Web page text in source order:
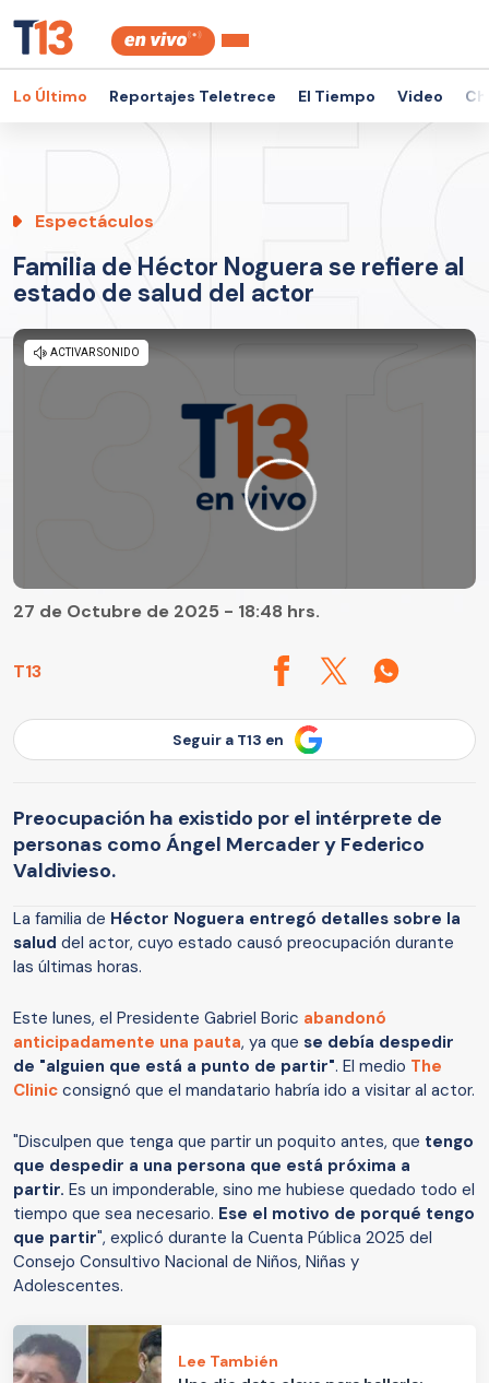
Lo Último Reportajes Teletrece El Tiempo Video
Espectáculos
Familia de Héctor Noguera se refiere al
estado de salud del actor
T13
27 de Octubre de 2025 - 18:48 hrs.
Seguir a T13 en
Preocupación ha existido por el intérprete de
personas como Ángel Mercader y Federico
Valdivieso.
La familia de Héctor Noguera entregó detalles sobre la
salud del actor, cuyo estado causó preocupación durante
las últimas horas.
Este lunes, el Presidente Gabriel Boric abandonó
anticipadamente una pauta, ya que se debía despedir
de "alguien que está a punto de partir". El medio The
Clinic consignó que el mandatario habría ido a visitar al actor.
"Disculpen que tenga que partir un poquito antes, que tengo
que despedir a una persona que está próxima a
partir. Es un imponderable, sino me hubiese quedado todo el
tiempo que sea necesario. Ese el motivo de porqué tengo
que partir", explicó durante la Cuenta Pública 2025 del
Consejo Consultivo Nacional de Niños, Niñas y
Adolescentes.
Lee También